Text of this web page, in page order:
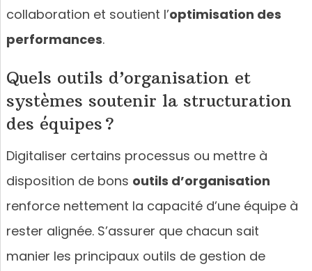
collaboration et soutient l’optimisation des
performances.
Quels outils d’organisation et
systèmes soutenir la structuration
des équipes ?
Digitaliser certains processus ou mettre à
disposition de bons outils d’organisation
renforce nettement la capacité d’une équipe à
rester alignée. S’assurer que chacun sait
manier les principaux outils de gestion de